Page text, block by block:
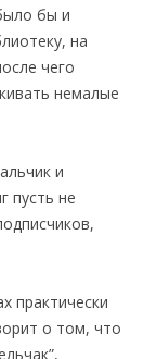
бы и
на
чего
немалые
и
пусть не
практически
о том, что